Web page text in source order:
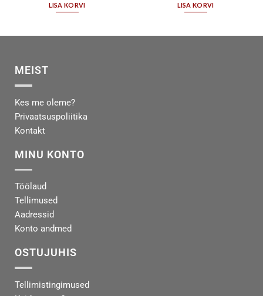
LISA KORVI LISA KORVI
MEIST
Kes me oleme?
Privaatsuspoliitika
Kontakt
MINU KONTO
Töölaud
Tellimused
Aadressid
Konto andmed
OSTUJUHIS
Tellimistingimused